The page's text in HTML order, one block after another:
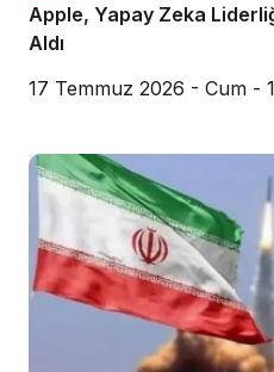
Apple, Yapay Zeka
Aldı
17 Temmuz 2026 - Cum -